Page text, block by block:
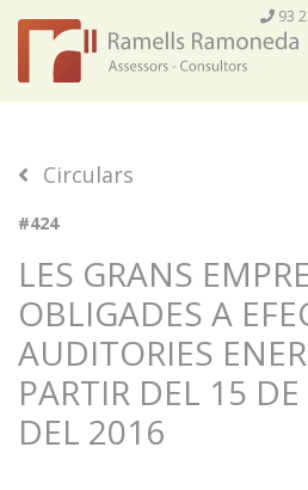
93
Circulars
#424
LES GRANS
OBLIGADES A
AUDITORIES
PARTIR DEL 15
DEL 2016